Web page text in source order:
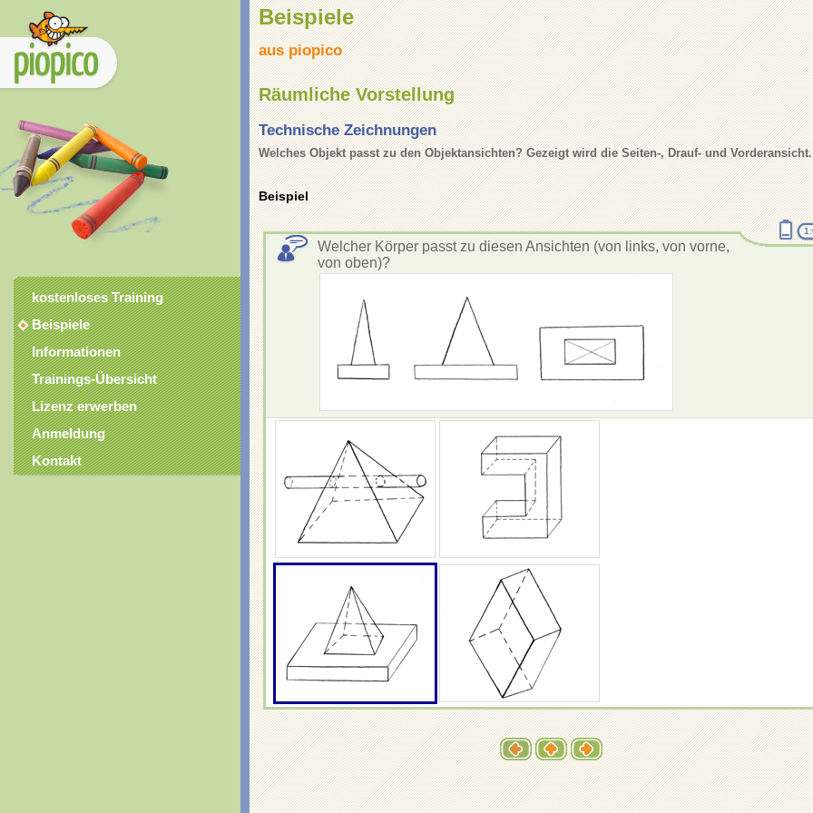
Beispiele
aus piopico
Räumliche Vorstellung
Technische Zeichnungen
Welches Objekt passt zu den Objektansichten? Gezeigt wird die Seiten-, Drauf- und Vorderansicht.
Beispiel
Welcher Körper passt zu diesen Ansichten (von links, von vorne,
von oben)?
kostenloses Training
Beispiele
Informationen
Trainings-Übersicht
Lizenz erwerben
Anmeldung
Kontakt